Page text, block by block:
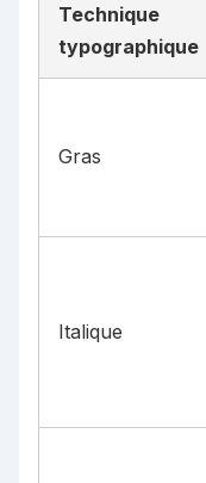
Technique
typographique
Gras
Italique